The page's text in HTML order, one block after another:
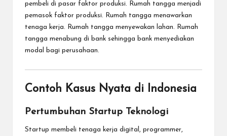
pembeli di pasar faktor produksi. Rumah tangga menjadi
pemasok faktor produksi. Rumah tangga menawarkan
tenaga kerja. Rumah tangga menyewakan lahan. Rumah
tangga menabung di bank sehingga bank menyediakan
modal bagi perusahaan.
Contoh Kasus Nyata di Indonesia
Pertumbuhan Startup Teknologi
Startup membeli tenaga kerja digital, programmer,